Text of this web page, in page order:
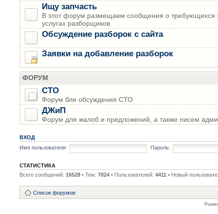
Ищу запчасть
В этот форум размещаем сообщения о требующихся
услугах разборщиков.
Обсуждение разборок с сайта
Заявки на добавление разборок
ФОРУМ
СТО
Форум бля обсуждения СТО
ДЖиП
Форум для жалоб и предложений, а также писем
ВХОД
Имя пользователя:
Пароль:
СТАТИСТИКА
Всего сообщений: 16528 • Тем: 7024 • Пользователей: 4411 • Новый
Список форумов